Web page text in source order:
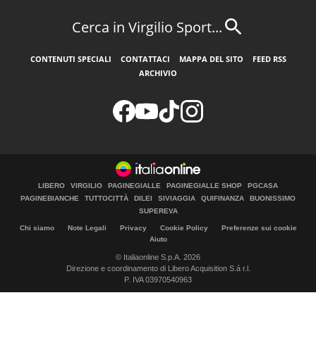
Cerca in Virgilio Sport...
CONTENUTI SPECIALI CONTATTACI MAPPA DEL SITO
FEED RSS
ARCHIVIO
LIBERO VIRGILIO PAGINEGIALLE PAGINEGIALLE SHOP
PGCASA
PAGINEBIANCHE
TUTTOCITTÀ DILEI SIVIAGGIA QUIFINANZA
BUONISSIMO
SUPEREVA
Chi siamo Note Legali Privacy Cookie Policy
Preferenze sui cookie
Aiuto
© Italiaonline S.p.A. 2026
Direzione e coordinamento di Libero Acquisition S.á r.l.
P. IVA 03970540963